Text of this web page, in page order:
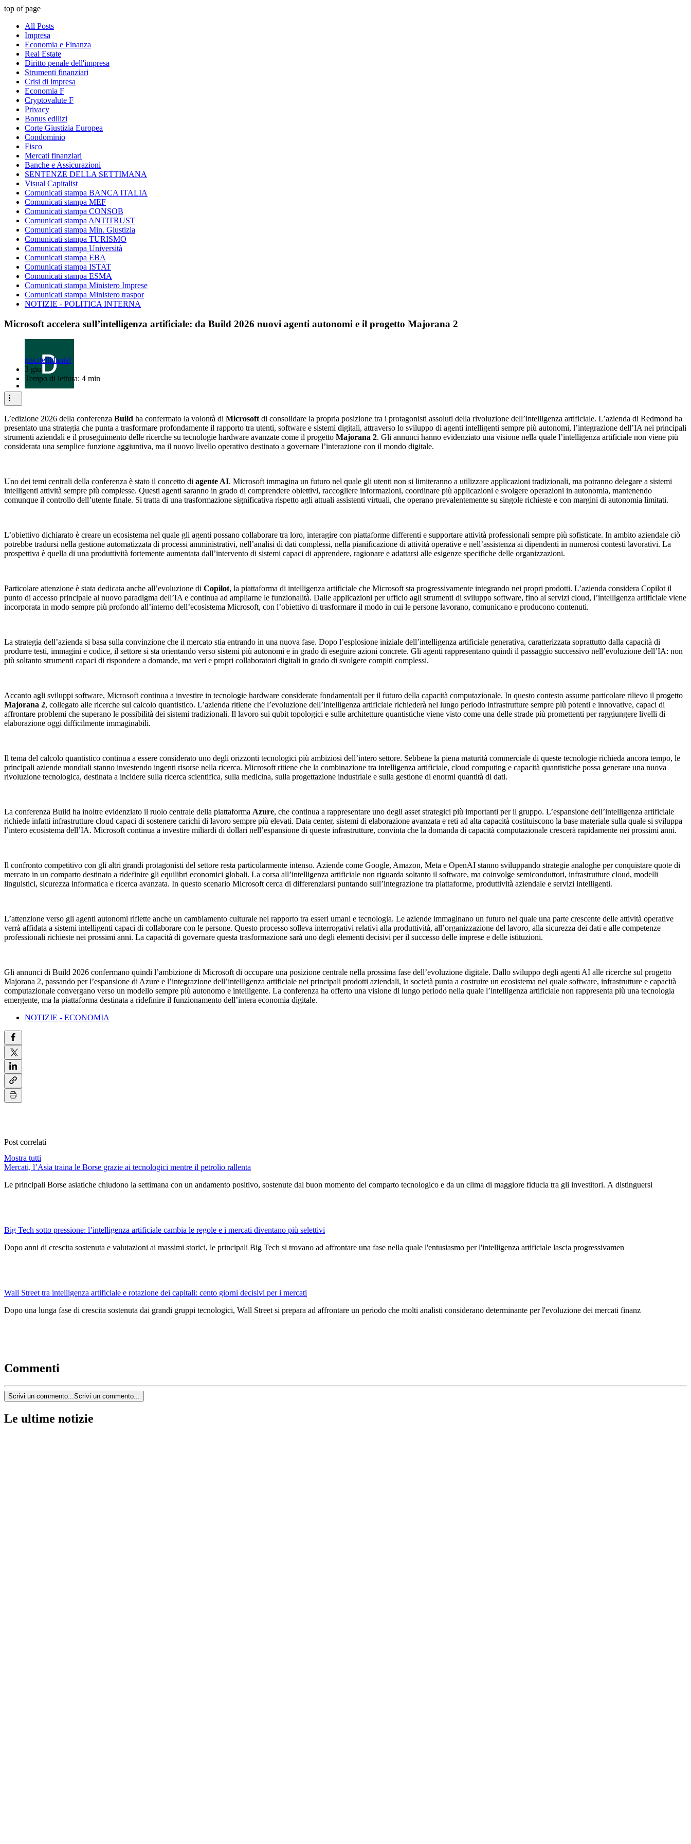
top of page
All Posts
Impresa
Economia e Finanza
Real Estate
Diritto penale dell'impresa
Strumenti finanziari
Crisi di impresa
Economia F
Cryptovalute F
Privacy
Bonus edilizi
Corte Giustizia Europea
Condominio
Fisco
Mercati finanziari
Banche e Assicurazioni
SENTENZE DELLA SETTIMANA
Visual Capitalist
Comunicati stampa BANCA ITALIA
Comunicati stampa MEF
Comunicati stampa CONSOB
Comunicati stampa ANTITRUST
Comunicati stampa Min. Giustizia
Comunicati stampa TURISMO
Comunicati stampa Università
Comunicati stampa EBA
Comunicati stampa ISTAT
Comunicati stampa ESMA
Comunicati stampa Ministero Imprese
Comunicati stampa Ministero traspor
NOTIZIE - POLITICA INTERNA
Microsoft accelera sull’intelligenza artificiale: da Build 2026 nuovi agenti autonomi e il progetto Majorana 2
piscitellidaniel
3 giu
Tempo di lettura: 4 min
L’edizione 2026 della conferenza Build ha confermato la volontà di Microsoftdi consolidare la propria posizione tra i protagonisti assoluti della rivoluzione dell’intelligenza artificiale. L’azienda di Redmond ha
presentato una strategia che punta a trasformare profondamente il rapporto tra utenti, software e sistemi digitali, attraverso lo sviluppo di agenti intelligenti sempre più autonomi, l’integrazione dell’IA nei principali
strumenti aziendali e il proseguimento delle ricerche su tecnologie hardware avanzate come il progetto Majorana 2. Gli annunci hanno evidenziato una visione nella quale l’intelligenza artificiale non viene più
considerata una semplice funzione aggiuntiva, ma il nuovo livello operativo destinato a governare l’interazione con il mondo digitale.
Uno dei temi centrali della conferenza è stato il concetto di agente AI. Microsoft immagina un futuro nel quale gli utenti non si limiteranno a utilizzare applicazioni tradizionali, ma potranno delegare a sistemi
intelligenti attività sempre più complesse. Questi agenti saranno in grado di comprendere obiettivi, raccogliere informazioni, coordinare più applicazioni e svolgere operazioni in autonomia, mantenendo
comunque il controllo dell’utente finale. Si tratta di una trasformazione significativa rispetto agli attuali assistenti virtuali, che operano prevalentemente su singole richieste e con margini di autonomia limitati.
L’obiettivo dichiarato è creare un ecosistema nel quale gli agenti possano collaborare tra loro, interagire con piattaforme differenti e supportare attività professionali sempre più sofisticate. In ambito aziendale ciò
potrebbe tradursi nella gestione automatizzata di processi amministrativi, nell’analisi di dati complessi, nella pianificazione di attività operative e nell’assistenza ai dipendenti in numerosi contesti lavorativi. La
prospettiva è quella di una produttività fortemente aumentata dall’intervento di sistemi capaci di apprendere, ragionare e adattarsi alle esigenze specifiche delle organizzazioni.
Particolare attenzione è stata dedicata anche all’evoluzione di Copilot, la piattaforma di intelligenza artificiale che Microsoft sta progressivamente integrando nei propri prodotti. L’azienda considera Copilot il
punto di accesso principale al nuovo paradigma dell’IA e continua ad ampliarne le funzionalità. Dalle applicazioni per ufficio agli strumenti di sviluppo software, fino ai servizi cloud, l’intelligenza artificiale viene
incorporata in modo sempre più profondo all’interno dell’ecosistema Microsoft, con l’obiettivo di trasformare il modo in cui le persone lavorano, comunicano e producono contenuti.
La strategia dell’azienda si basa sulla convinzione che il mercato stia entrando in una nuova fase. Dopo l’esplosione iniziale dell’intelligenza artificiale generativa, caratterizzata soprattutto dalla capacità di
produrre testi, immagini e codice, il settore si sta orientando verso sistemi più autonomi e in grado di eseguire azioni concrete. Gli agenti rappresentano quindi il passaggio successivo nell’evoluzione dell’IA: non
più soltanto strumenti capaci di rispondere a domande, ma veri e propri collaboratori digitali in grado di svolgere compiti complessi.
Accanto agli sviluppi software, Microsoft continua a investire in tecnologie hardware considerate fondamentali per il futuro della capacità computazionale. In questo contesto assume particolare rilievo il progetto
Majorana 2, collegato alle ricerche sul calcolo quantistico. L’azienda ritiene che l’evoluzione dell’intelligenza artificiale richiederà nel lungo periodo infrastrutture sempre più potenti e innovative, capaci di
affrontare problemi che superano le possibilità dei sistemi tradizionali. Il lavoro sui qubit topologici e sulle architetture quantistiche viene visto come una delle strade più promettenti per raggiungere livelli di
elaborazione oggi difficilmente immaginabili.
Il tema del calcolo quantistico continua a essere considerato uno degli orizzonti tecnologici più ambiziosi dell’intero settore. Sebbene la piena maturità commerciale di queste tecnologie richieda ancora tempo, le
principali aziende mondiali stanno investendo ingenti risorse nella ricerca. Microsoft ritiene che la combinazione tra intelligenza artificiale, cloud computing e capacità quantistiche possa generare una nuova
rivoluzione tecnologica, destinata a incidere sulla ricerca scientifica, sulla medicina, sulla progettazione industriale e sulla gestione di enormi quantità di dati.
La conferenza Build ha inoltre evidenziato il ruolo centrale della piattaforma Azure, che continua a rappresentare uno degli asset strategici più importanti per il gruppo. L’espansione dell’intelligenza artificiale
richiede infatti infrastrutture cloud capaci di sostenere carichi di lavoro sempre più elevati. Data center, sistemi di elaborazione avanzata e reti ad alta capacità costituiscono la base materiale sulla quale si sviluppa
l’intero ecosistema dell’IA. Microsoft continua a investire miliardi di dollari nell’espansione di queste infrastrutture, convinta che la domanda di capacità computazionale crescerà rapidamente nei prossimi anni.
Il confronto competitivo con gli altri grandi protagonisti del settore resta particolarmente intenso. Aziende come Google, Amazon, Meta e OpenAI stanno sviluppando strategie analoghe per conquistare quote di
mercato in un comparto destinato a ridefinire gli equilibri economici globali. La corsa all’intelligenza artificiale non riguarda soltanto il software, ma coinvolge semiconduttori, infrastrutture cloud, modelli
linguistici, sicurezza informatica e ricerca avanzata. In questo scenario Microsoft cerca di differenziarsi puntando sull’integrazione tra piattaforme, produttività aziendale e servizi intelligenti.
L’attenzione verso gli agenti autonomi riflette anche un cambiamento culturale nel rapporto tra esseri umani e tecnologia. Le aziende immaginano un futuro nel quale una parte crescente delle attività operative
verrà affidata a sistemi intelligenti capaci di collaborare con le persone. Questo processo solleva interrogativi relativi alla produttività, all’organizzazione del lavoro, alla sicurezza dei dati e alle competenze
professionali richieste nei prossimi anni. La capacità di governare questa trasformazione sarà uno degli elementi decisivi per il successo delle imprese e delle istituzioni.
Gli annunci di Build 2026 confermano quindi l’ambizione di Microsoft di occupare una posizione centrale nella prossima fase dell’evoluzione digitale. Dallo sviluppo degli agenti AI alle ricerche sul progetto
Majorana 2, passando per l’espansione di Azure e l’integrazione dell’intelligenza artificiale nei principali prodotti aziendali, la società punta a costruire un ecosistema nel quale software, infrastrutture e capacità
computazionale convergano verso un modello sempre più autonomo e intelligente. La conferenza ha offerto una visione di lungo periodo nella quale l’intelligenza artificiale non rappresenta più una tecnologia
emergente, ma la piattaforma destinata a ridefinire il funzionamento dell’intera economia digitale.
NOTIZIE - ECONOMIA
Post correlati
Mostra tutti
Mercati, l’Asia traina le Borse grazie ai tecnologici mentre il petrolio rallenta
Le principali Borse asiatiche chiudono la settimana con un andamento positivo, sostenute dal buon momento del comparto tecnologico e da un clima di maggiore fiducia tra gli investitori. A distinguersi
Big Tech sotto pressione: l’intelligenza artificiale cambia le regole e i mercati diventano più selettivi
Dopo anni di crescita sostenuta e valutazioni ai massimi storici, le principali Big Tech si trovano ad affrontare una fase nella quale l'entusiasmo per l'intelligenza artificiale lascia progressivamen
Wall Street tra intelligenza artificiale e rotazione dei capitali: cento giorni decisivi per i mercati
Dopo una lunga fase di crescita sostenuta dai grandi gruppi tecnologici, Wall Street si prepara ad affrontare un periodo che molti analisti considerano determinante per l'evoluzione dei mercati finanz
Commenti
Scrivi un commento... Scrivi un commento...
Le ultime notizie